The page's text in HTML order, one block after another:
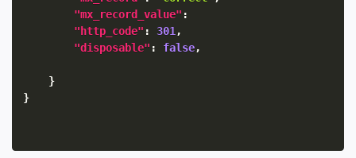
"mx_record_value" :
"http_code" : 301 ,
"disposable" : false,
}
}